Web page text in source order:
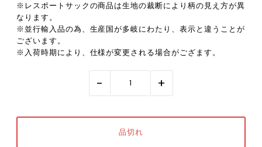
※レスポートサックの商品は生地の裁断により柄の見え方が異
なります。
※並行輸入品の為、生産国が多岐にわたり、表示と違うことが
ございます。
※入荷時期により、仕様が変更される場合がござます。
- +